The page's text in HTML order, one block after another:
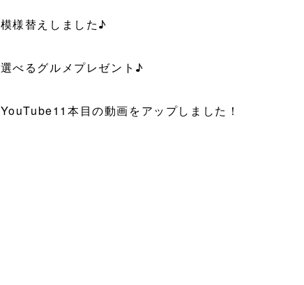
模様替えしました♪
選べるグルメプレゼント♪
YouTube11本目の動画をアップしました！